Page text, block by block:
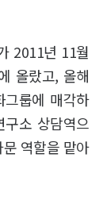
2011년 11월
올랐고, 올해
룹에 매각하
구소 상담역으
역할을 맡아